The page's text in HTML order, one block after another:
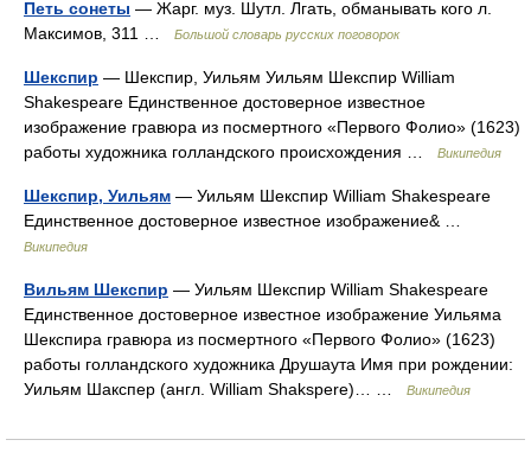
Петь сонеты — Жарг. муз. Шутл. Лгать, обманывать кого л.
Максимов, 311 …
Большой словарь русских поговорок
Шекспир — Шекспир, Уильям Уильям Шекспир William
Shakespeare Единственное достоверное известное
изображение гравюра из посмертного «Первого Фолио» (1623)
работы художника голландского происхождения …
Википедия
Шекспир, Уильям — Уильям Шекспир William Shakespeare
Единственное достоверное известное изображение& …
Википедия
Вильям Шекспир — Уильям Шекспир William Shakespeare
Единственное достоверное известное изображение Уильяма
Шекспира гравюра из посмертного «Первого Фолио» (1623)
работы голландского художника Друшаута Имя при рождении:
Уильям Шакспер (англ. William Shakspere)… …
Википедия